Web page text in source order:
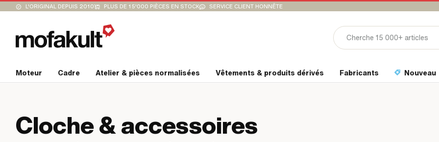
L'ORIGINAL DEPUIS 2010 PLUS DE 15'000 PIÈCES EN STOCK SERVICE CLIENT HONNÊTE
Moteur Cadre Atelier & pièces normalisées Vêtements & produits dérivés Fabricants Nouveau
Cloche & accessoires